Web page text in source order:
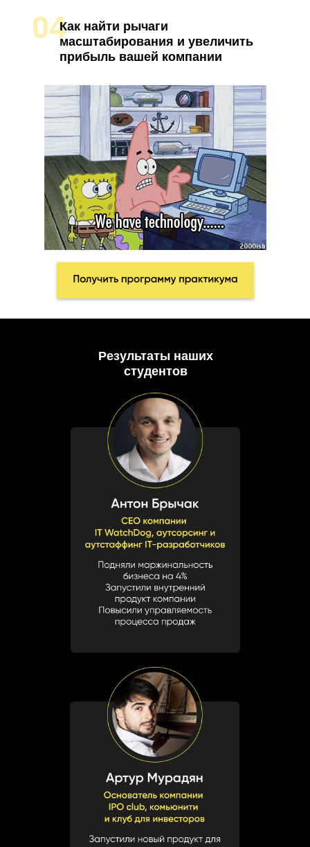
04Как найти рычаги
масштабирования и увеличить
прибыль вашей компании
Результаты наших
студентов